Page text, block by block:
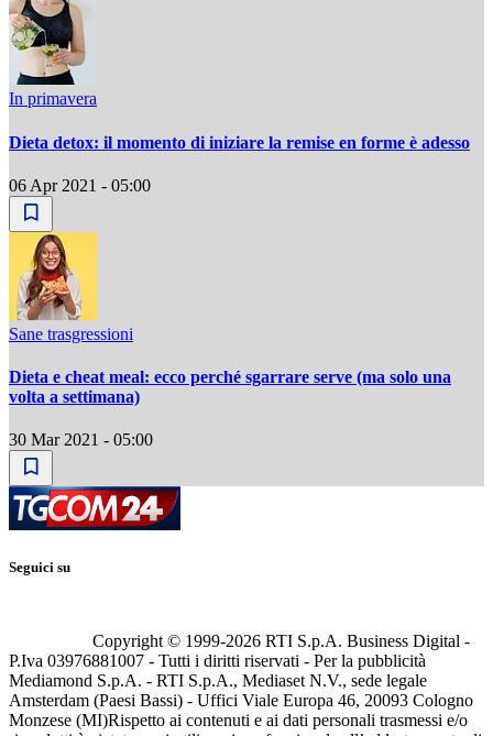
In primavera
Dieta detox: il momento di iniziare la remise en forme è adesso
06 Apr 2021 - 05:00
Sane trasgressioni
Dieta e cheat meal: ecco perché sgarrare serve (ma solo una
volta a settimana)
30 Mar 2021 - 05:00
Seguici su
Copyright © 1999-2026 RTI S.p.A. Business Digital -
P.Iva 03976881007 - Tutti i diritti riservati - Per la pubblicità
Mediamond S.p.A. - RTI S.p.A., Mediaset N.V., sede legale
Amsterdam (Paesi Bassi) - Uffici Viale Europa 46, 20093 Cologno
Monzese (MI)Rispetto ai contenuti e ai dati personali trasmessi e/o